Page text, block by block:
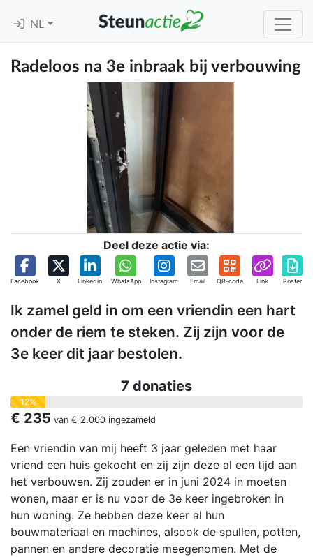
NL
Radeloos na 3e inbraak bij verbouwing
Deel deze actie via:
Facebook X Linkedin WhatsApp Instagram Email QR-code Link Poster
Ik zamel geld in om een vriendin een hart
onder de riem te steken. Zij zijn voor de
3e keer dit jaar bestolen.
7 donaties
12%
€ 235 van € 2.000 ingezameld
Een vriendin van mij heeft 3 jaar geleden met haar
vriend een huis gekocht en zij zijn deze al een tijd aan
het verbouwen. Zij zouden er in juni 2024 in moeten
wonen, maar er is nu voor de 3e keer ingebroken in
hun woning. Ze hebben deze keer al hun
bouwmateriaal en machines, alsook de spullen, potten,
pannen en andere decoratie meegenomen. Met de